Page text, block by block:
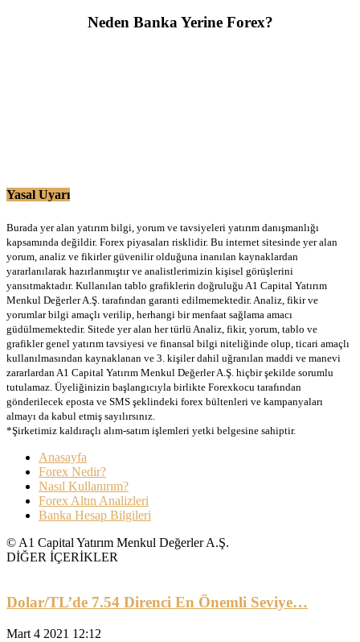
Neden Banka Yerine Forex?
Yasal Uyarı
Burada yer alan yatırım bilgi, yorum ve tavsiyeleri yatırım danışmanlığı
kapsamında değildir. Forex piyasaları risklidir. Bu internet sitesinde yer alan
yorum, analiz ve fikirler güvenilir olduğuna inanılan kaynaklardan
yararlanılarak hazırlanmıştır ve analistlerimizin kişisel görüşlerini
yansıtmaktadır. Kullanılan tablo grafiklerin doğruluğu A1 Capital Yatırım
Menkul Değerler A.Ş. tarafından garanti edilmemektedir. Analiz, fikir ve
yorumlar bilgi amaçlı verilip, herhangi bir menfaat sağlama amacı
güdülmemektedir. Sitede yer alan her türlü Analiz, fikir, yorum, tablo ve
grafikler genel yatırım tavsiyesi ve finansal bilgi niteliğinde olup, ticari amaçlı
kullanılmasından kaynaklanan ve 3. kişiler dahil uğranılan maddi ve manevi
zararlardan A1 Capital Yatırım Menkul Değerler A.Ş. hiçbir şekilde sorumlu
tutulamaz. Üyeliğinizin başlangıcıyla birlikte Forexkocu tarafından
gönderilecek eposta ve SMS şeklindeki forex bültenleri ve kampanyaları
almayı da kabul etmiş sayılırsınız.
*Şirketimiz kaldıraçlı alım-satım işlemleri yetki belgesine sahiptir.
Anasayfa
Forex Nedir?
Nasıl Kullanırım?
Forex Altın Analizleri
Banka Hesap Bilgileri
© A1 Capital Yatırım Menkul Değerler A.Ş.
DİĞER İÇERİKLER
Dolar/TL’de 7.54 Direnci En Önemli Seviye…
Mart 4 2021 12:12